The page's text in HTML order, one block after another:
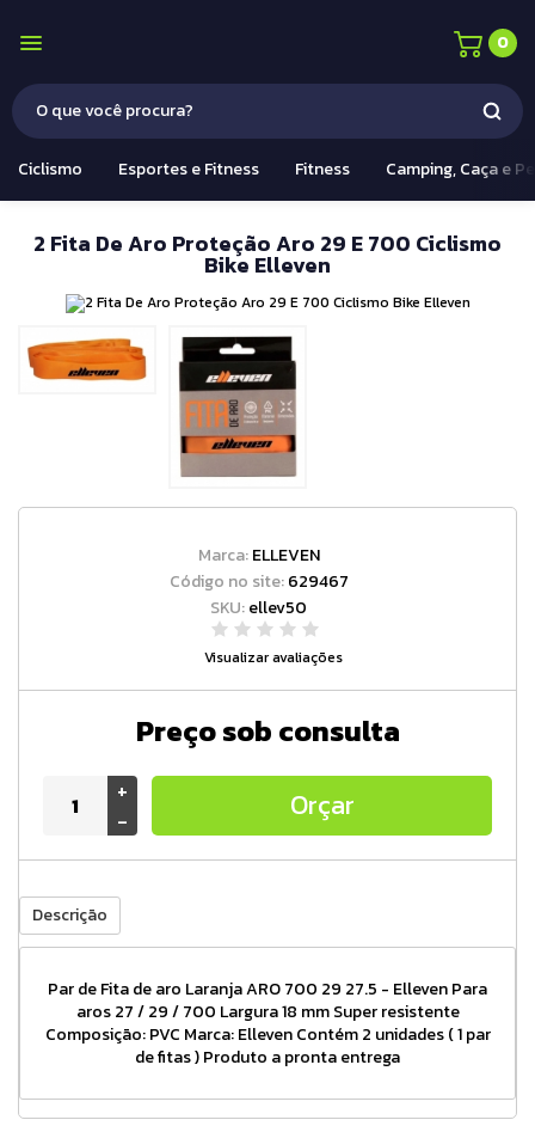
0
Ciclismo Esportes e Fitness Fitness Camping, Caça e
2 Fita De Aro Proteção Aro 29 E 700 Ciclismo
Bike Elleven
Marca:ELLEVEN
Código no site:629467
SKU:ellev50
Visualizar avaliações
Preço sob consulta
+
-
Orçar
Descrição
Par de Fita de aro Laranja ARO 700 29 27.5 - Elleven Para
aros 27 / 29 / 700 Largura 18 mm Super resistente
Composição: PVC Marca: Elleven Contém 2 unidades ( 1 par
de fitas ) Produto a pronta entrega